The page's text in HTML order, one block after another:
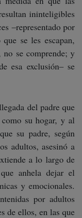
ininteligibles
–representado por
se les escapan,
no se comprende; y
esa exclusión– se
del padre que
su hogar, y al
su padre, según
adultos, asesinó a
a lo largo de
anhela dejar el
y emocionales.
por adultos
de ellos, en las que